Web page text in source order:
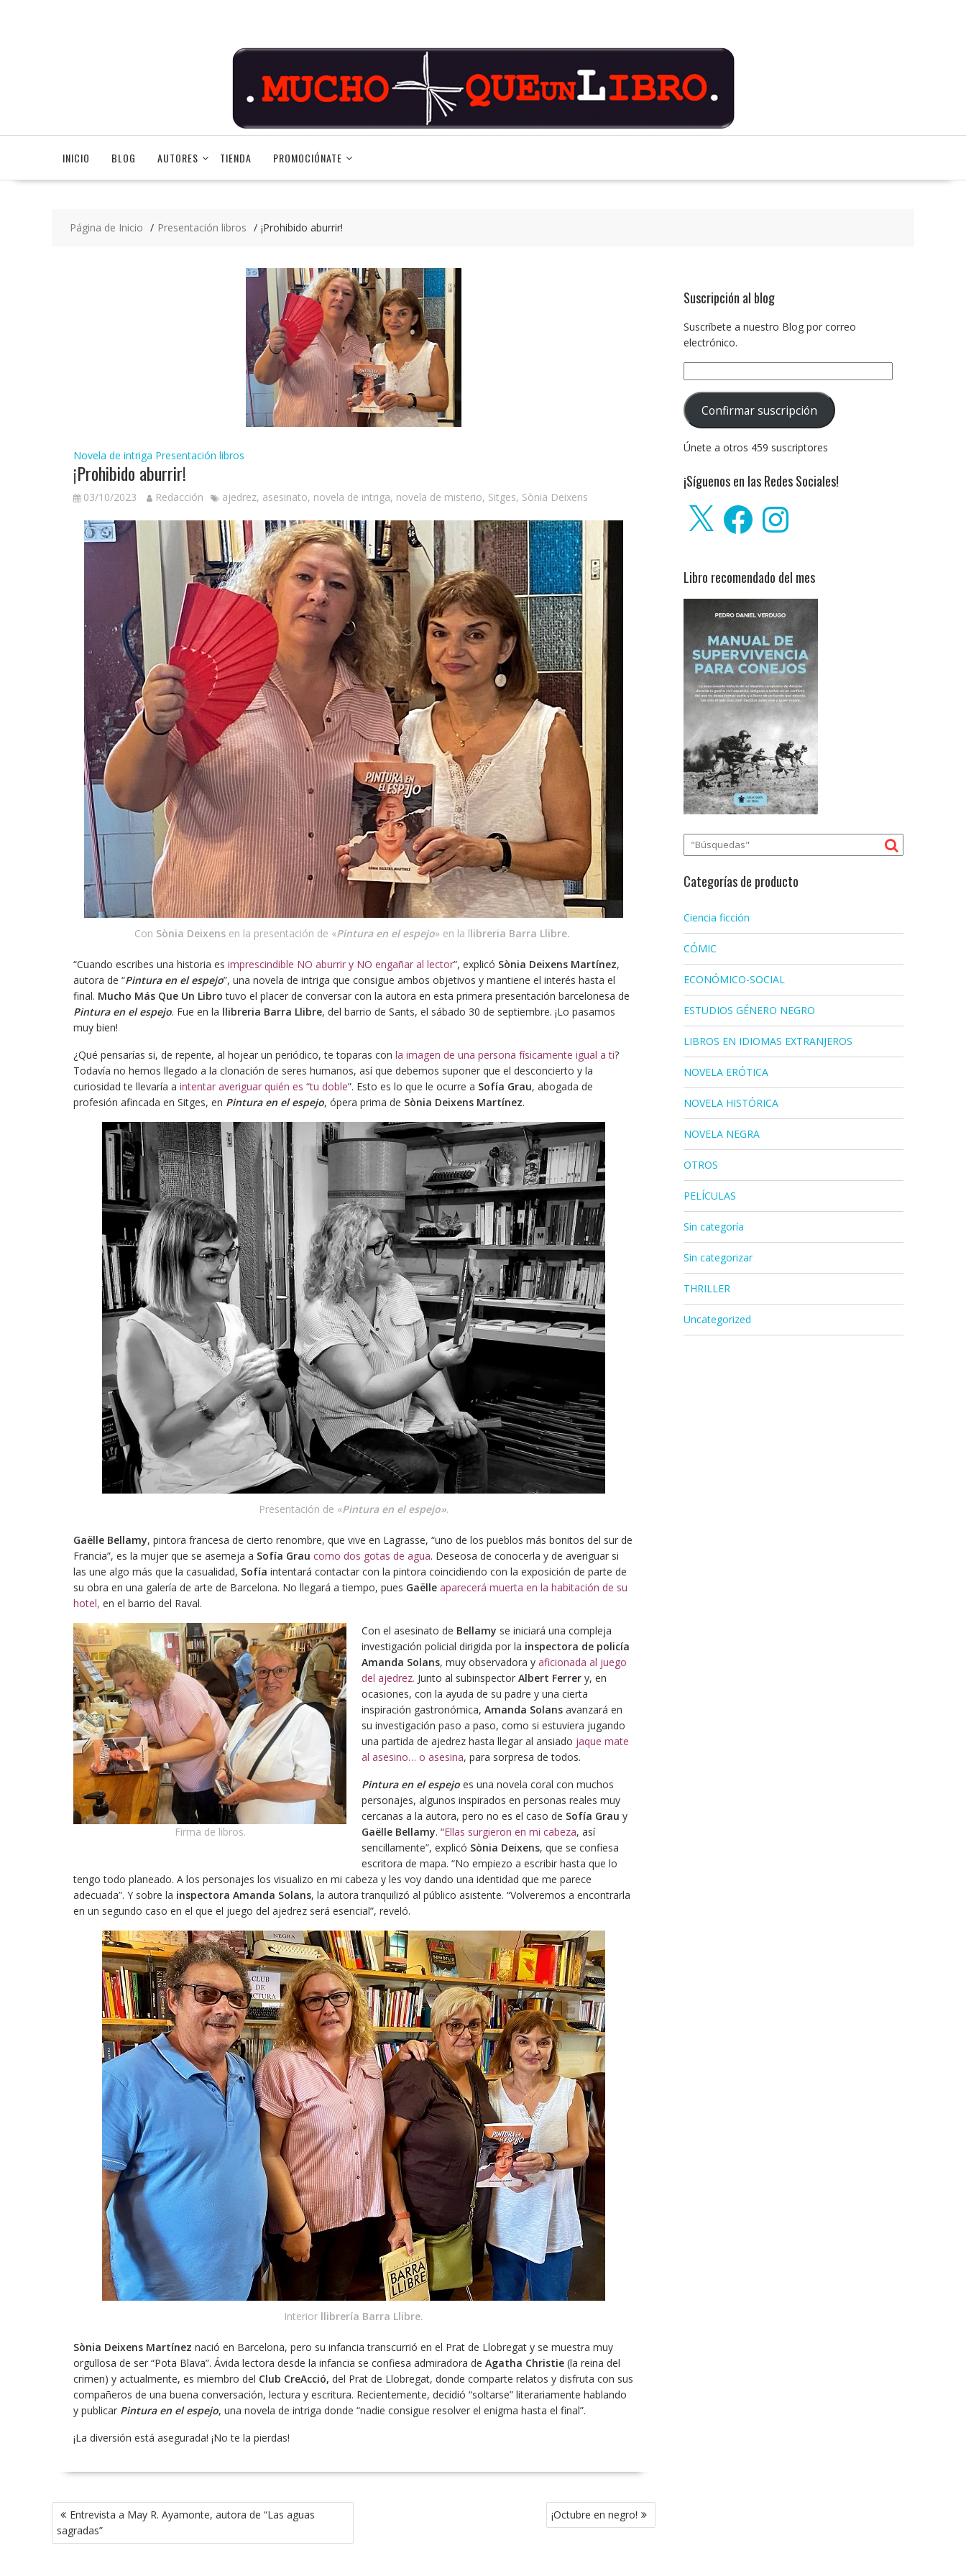
INICIO BLOG AUTORES TIENDA PROMOCIÓNATE
Página de Inicio Presentación libros ¡Prohibido aburrir!
Novela de intriga Presentación libros
¡Prohibido aburrir!
03/10/2023 Redacción ajedrez, asesinato, novela de intriga, novela de misterio, Sitges, Sònia Deixens
Con Sònia Deixens en la presentación de «Pintura en el espejo» en la llibreria Barra Llibre.
“Cuando escribes una historia es imprescindible NO aburrir y NO engañar al lector”, explicó Sònia Deixens Martínez,
autora de “Pintura en el espejo”, una novela de intriga que consigue ambos objetivos y mantiene el interés hasta el
final. Mucho Más Que Un Libro tuvo el placer de conversar con la autora en esta primera presentación barcelonesa de
Pintura en el espejo. Fue en la llibreria Barra Llibre, del barrio de Sants, el sábado 30 de septiembre. ¡Lo pasamos
muy bien!
¿Qué pensarías si, de repente, al hojear un periódico, te toparas con la imagen de una persona físicamente igual a ti?
Todavía no hemos llegado a la clonación de seres humanos, así que debemos suponer que el desconcierto y la
curiosidad te llevaría a intentar averiguar quién es “tu doble”. Esto es lo que le ocurre a Sofía Grau, abogada de
profesión afincada en Sitges, en Pintura en el espejo, ópera prima de Sònia Deixens Martínez.
Presentación de «Pintura en el espejo».
Gaëlle Bellamy, pintora francesa de cierto renombre, que vive en Lagrasse, “uno de los pueblos más bonitos del sur de
Francia”, es la mujer que se asemeja a Sofía Grau como dos gotas de agua. Deseosa de conocerla y de averiguar si
las une algo más que la casualidad, Sofía intentará contactar con la pintora coincidiendo con la exposición de parte de
su obra en una galería de arte de Barcelona. No llegará a tiempo, pues Gaëlle aparecerá muerta en la habitación de su
hotel, en el barrio del Raval.
Firma de libros.
Con el asesinato de Bellamy se iniciará una compleja
investigación policial dirigida por la inspectora de policía
Amanda Solans, muy observadora y aficionada al juego
del ajedrez. Junto al subinspector Albert Ferrer y, en
ocasiones, con la ayuda de su padre y una cierta
inspiración gastronómica, Amanda Solans avanzará en
su investigación paso a paso, como si estuviera jugando
una partida de ajedrez hasta llegar al ansiado jaque mate
al asesino… o asesina, para sorpresa de todos.
Pintura en el espejo es una novela coral con muchos
personajes, algunos inspirados en personas reales muy
cercanas a la autora, pero no es el caso de Sofía Grau y
Gaëlle Bellamy. “Ellas surgieron en mi cabeza, así
sencillamente”, explicó Sònia Deixens, que se confiesa
escritora de mapa. “No empiezo a escribir hasta que lo
tengo todo planeado. A los personajes los visualizo en mi cabeza y les voy dando una identidad que me parece
adecuada”. Y sobre la inspectora Amanda Solans, la autora tranquilizó al público asistente. “Volveremos a encontrarla
en un segundo caso en el que el juego del ajedrez será esencial”, reveló.
Interior llibrería Barra Llibre.
Sònia Deixens Martínez nació en Barcelona, pero su infancia transcurrió en el Prat de Llobregat y se muestra muy
orgullosa de ser “Pota Blava”. Ávida lectora desde la infancia se confiesa admiradora de Agatha Christie (la reina del
crimen) y actualmente, es miembro del Club CreAcció, del Prat de Llobregat, donde comparte relatos y disfruta con sus
compañeros de una buena conversación, lectura y escritura. Recientemente, decidió “soltarse” literariamente hablando
y publicar Pintura en el espejo, una novela de intriga donde “nadie consigue resolver el enigma hasta el final”.
¡La diversión está asegurada! ¡No te la pierdas!
Navegación
de
entradas
Entrevista a May R. Ayamonte, autora de “Las aguas
sagradas”
¡Octubre en negro!
Suscripción al blog
Suscríbete a nuestro Blog por correo
electrónico.
de
correo
electrónico:
Confirmar suscripción
Únete a otros 459 suscriptores
¡Síguenos en las Redes Sociales!
FacebookInstagram
Libro recomendado del mes
Categorías de producto
Ciencia ficción
CÓMIC
ECONÓMICO-SOCIAL
ESTUDIOS GÉNERO NEGRO
LIBROS EN IDIOMAS EXTRANJEROS
NOVELA ERÓTICA
NOVELA HISTÓRICA
NOVELA NEGRA
OTROS
PELÍCULAS
Sin categoría
Sin categorizar
THRILLER
Uncategorized